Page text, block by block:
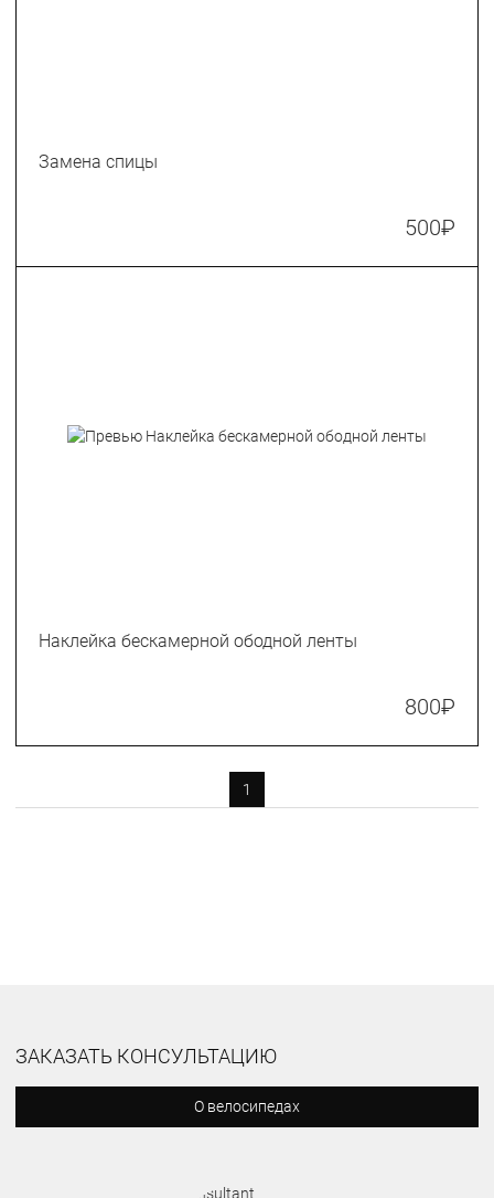
Замена спицы
500₽
Наклейка бескамерной ободной ленты
800₽
1
ЗАКАЗАТЬ КОНСУЛЬТАЦИЮ
О велосипедах